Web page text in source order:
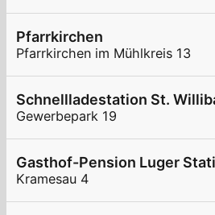
Pfarrkirchen
Pfarrkirchen im Mühlkreis 13
Schnellladestation St.
Gewerbepark 19
Gasthof-Pension Luger
Kramesau 4